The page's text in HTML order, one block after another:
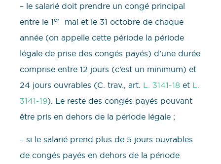
– le salarié doit prendre un congé principal
entre le 1er
mai et le 31 octobre de chaque
année (on appelle cette période la période
légale de prise des congés payés) d’une durée
comprise entre 12 jours (c’est un minimum) et
24 jours ouvrables (C. trav., art. L. 3141-18 et L.
3141-19). Le reste des congés payés pouvant
être pris en dehors de la période légale ;
– si le salarié prend plus de 5 jours ouvrables
de congés payés en dehors de la période